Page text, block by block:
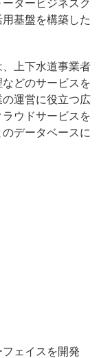
タービジネスク
基盤を構築した
上下水道事業者
どのサービスを
運営に役立つ広
ウドサービスを
データベースに
ェイスを開発